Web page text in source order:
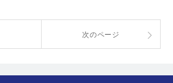
次のページ